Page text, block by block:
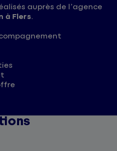
auprès de l’agence
à Flers.